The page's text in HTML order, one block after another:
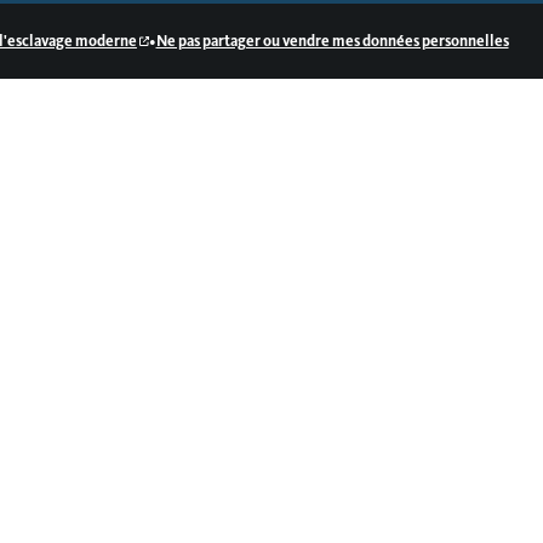
moderne •Ne pas partager ou vendre mes données personnelles